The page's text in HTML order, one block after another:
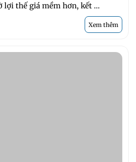
lợi thế giá mềm hơn, kết ...
Xem thêm